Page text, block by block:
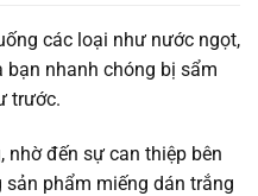
các loại như nước ngọt,
bạn nhanh chóng bị sẩm
trước.
đến sự can thiệp bên
phẩm miếng dán trắng